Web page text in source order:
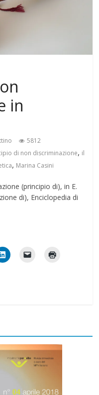
in
5812
di non discriminazione, il
, Marina Casini
(principio di), in E.
di), Enciclopedia di